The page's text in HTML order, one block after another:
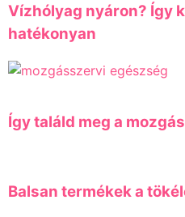
Vízhólyag nyáron? Így
hatékonyan
Így találd meg a
Balsan termékek a